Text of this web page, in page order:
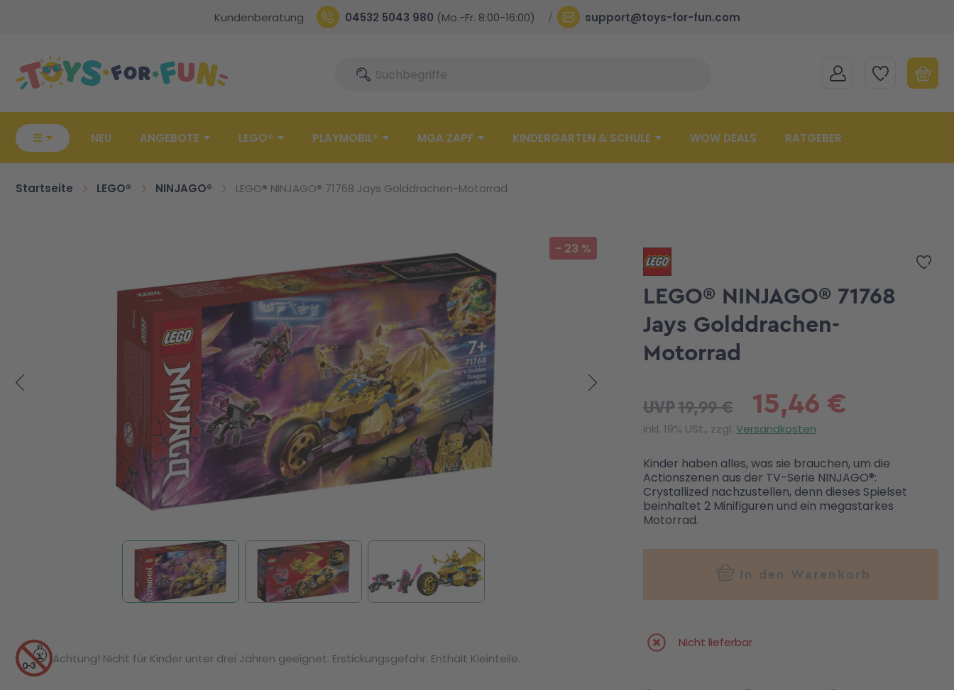
Kundenberatung 04532 5043 980 (Mo.-Fr. 8:00-16:00) support@toys-for-fun.com
SucheSuche MEIN KONTOMEINE WUNSCHLISTE
☰ NEU ANGEBOTE LEGO® PLAYMOBIL® MGA ZAPF KINDERGARTEN & SCHULE WOW DEALS RATGEBER
Startseite LEGO® NINJAGO® LEGO® NINJAGO® 71768 Jays Golddrachen-Motorrad
- 23 %
Zur
LEGO® NINJAGO® 71768
Jays Golddrachen-
Motorrad
15,46 €
UVP19,99 €
Inkl. 19% USt., zzgl. Versandkosten
Kinder haben alles, was sie brauchen, um die
Actionszenen aus der TV-Serie NINJAGO®:
Crystallized nachzustellen, denn dieses Spielset
beinhaltet 2 Minifiguren und ein megastarkes
Motorrad.
In den Warenkorb
Nicht lieferbar
Achtung! Nicht für Kinder unter drei Jahren geeignet. Erstickungsgefahr. Enthält Kleinteile.